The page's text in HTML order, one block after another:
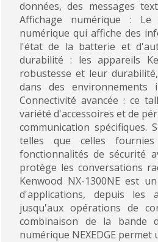
données, des messages
Affichage numérique : Le
numérique qui affiche des
l'état de la batterie et
durabilité : les appareils
robustesse et leur
dans des environnements
Connectivité avancée : ce
variété d'accessoires et de
communication spécifiques.
telles que celles
fonctionnalités de sécurité
protège les conversations
Kenwood NX-1300NE est
d'applications, depuis les
jusqu'aux opérations de
combinaison de la bande
numérique NEXEDGE